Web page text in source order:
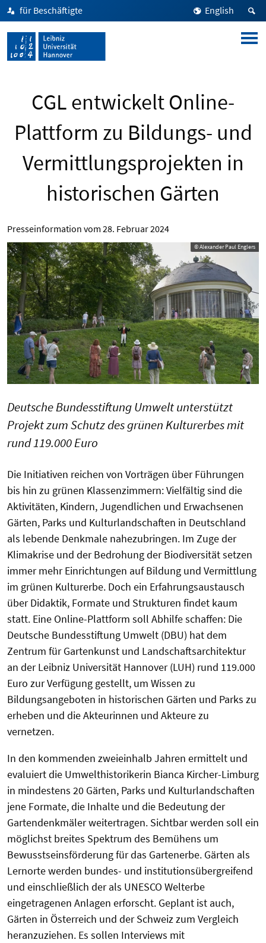
für Beschäftigte English
CGL entwickelt Online-
Plattform zu Bildungs- und
Vermittlungsprojekten in
historischen Gärten
Presseinformation vom 28. Februar 2024
© Alexander Paul Englers
Deutsche Bundesstiftung Umwelt unterstützt
Projekt zum Schutz des grünen Kulturerbes mit
rund 119.000 Euro
Die Initiativen reichen von Vorträgen über Führungen
bis hin zu grünen Klassenzimmern: Vielfältig sind die
Aktivitäten, Kindern, Jugendlichen und Erwachsenen
Gärten, Parks und Kulturlandschaften in Deutschland
als lebende Denkmale nahezubringen. Im Zuge der
Klimakrise und der Bedrohung der Biodiversität setzen
immer mehr Einrichtungen auf Bildung und Vermittlung
im grünen Kulturerbe. Doch ein Erfahrungsaustausch
über Didaktik, Formate und Strukturen findet kaum
statt. Eine Online-Plattform soll Abhilfe schaffen: Die
Deutsche Bundesstiftung Umwelt (DBU) hat dem
Zentrum für Gartenkunst und Landschaftsarchitektur
an der Leibniz Universität Hannover (LUH) rund 119.000
Euro zur Verfügung gestellt, um Wissen zu
Bildungsangeboten in historischen Gärten und Parks zu
erheben und die Akteurinnen und Akteure zu
vernetzen.
In den kommenden zweieinhalb Jahren ermittelt und
evaluiert die Umwelthistorikerin Bianca Kircher-Limburg
in mindestens 20 Gärten, Parks und Kulturlandschaften
jene Formate, die Inhalte und die Bedeutung der
Gartendenkmäler weitertragen. Sichtbar werden soll ein
möglichst breites Spektrum des Bemühens um
Bewusstseinsförderung für das Gartenerbe. Gärten als
Lernorte werden bundes- und institutionsübergreifend
und einschließlich der als UNESCO Welterbe
eingetragenen Anlagen erforscht. Geplant ist auch,
Gärten in Österreich und der Schweiz zum Vergleich
heranzuziehen. Es sollen Interviews mit